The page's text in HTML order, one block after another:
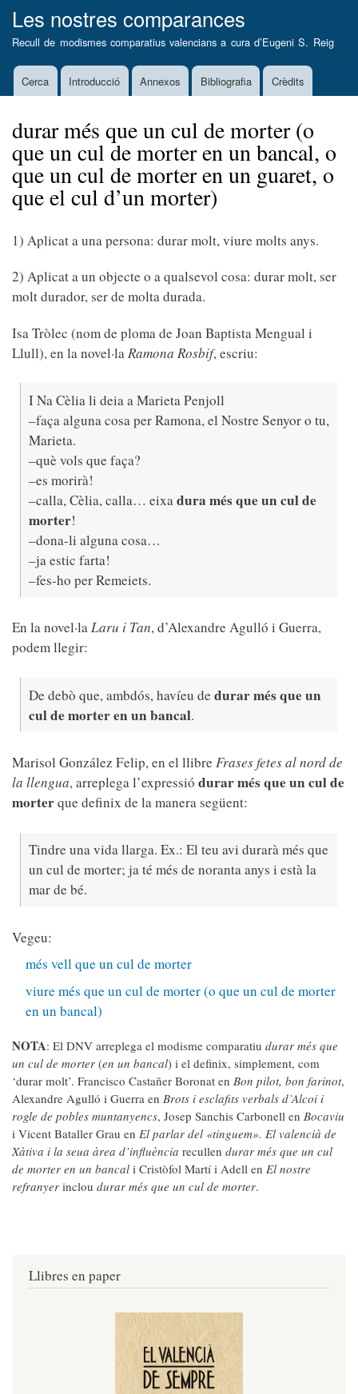
al
contingut
Les nostres comparances
Recull de modismes comparatius valencians a cura d’Eugeni S. Reig
MainCerca Introducció Annexos Bibliografia Crèdits
durar més que un cul de morter (o
que un cul de morter en un bancal, o
que un cul de morter en un guaret, o
que el cul d’un morter)
1) Aplicat a una persona: durar molt, viure molts anys.
2) Aplicat a un objecte o a qualsevol cosa: durar molt, ser
molt durador, ser de molta durada.
Isa Tròlec (nom de ploma de Joan Baptista Mengual i
Llull), en la novel·laRamona Rosbif, escriu:
I Na Cèlia li deia a Marieta Penjoll
–faça alguna cosa per Ramona, el Nostre Senyor o tu,
Marieta.
–què vols que faça?
–es morirà!
–calla, Cèlia, calla… eixadura més que un cul de
morter!
–dona-li alguna cosa…
–ja estic farta!
–fes-ho per Remeiets.
En la novel·laLaru i Tan, d’Alexandre Agulló i Guerra,
podem llegir:
De debò que, ambdós, havíeu de durar més que un
cul de morter en un bancal.
Marisol González Felip, en el llibre Frases fetes al nord de
la llengua,arreplega l’expressió durar més que un cul de
morterque definix de la manera següent:
Tindre una vida llarga. Ex.: El teu avi durarà més que
un cul de morter; ja té més de noranta anys i està la
mar de bé.
Vegeu:
més vell que un cul de morter
viure més que un cul de morter (o que un cul de morter
en un bancal)
NOTA: El DNV arreplega el modisme comparatiu durar més que
un cul de morter (en un bancal) i el definix, simplement, com
‘durar molt’. Francisco Castañer Boronat en Bon pilot, bon farinot,
Alexandre Agulló i Guerra en Brots i esclafits verbals d’Alcoi i
rogle de pobles muntanyencs, Josep Sanchis Carbonell en Bocaviu
i Vicent Bataller Grau en El parlar del «tinguem». El valencià de
Xàtiva i la seua àrea d’influència recullen durar més que un cul
de morter en un bancal i Cristòfol Martí i Adell en El nostre
refranyer inclou durar més que un cul de morter.
Llibres en paper